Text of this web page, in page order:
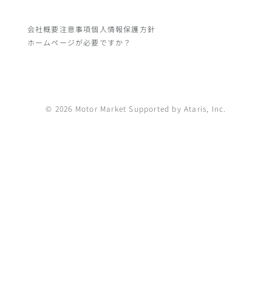
会社概要注意事項個人情報保護方針
ホームページが必要ですか？
© 2026 Motor Market Supported by Ataris, Inc.